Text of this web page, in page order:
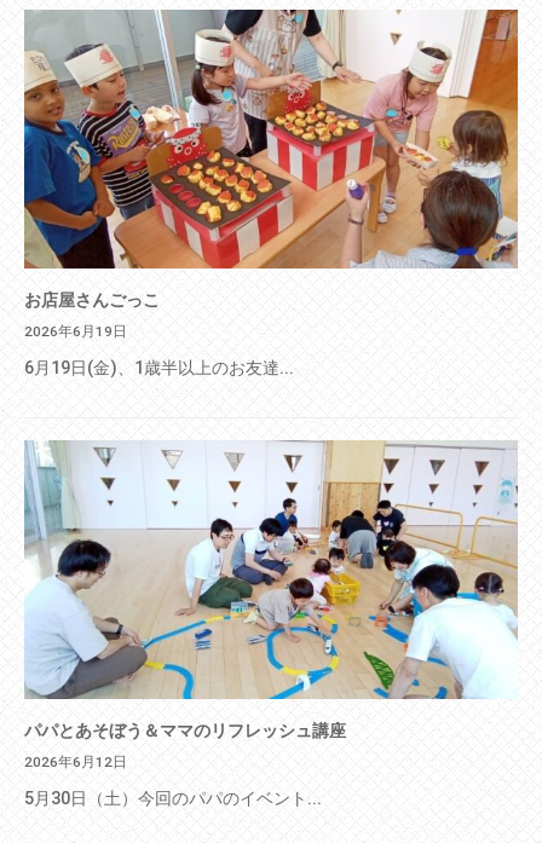
お店屋さんごっこ
2026年6月19日
6月19日(金)、1歳半以上のお友達...
パパとあそぼう＆ママのリフレッシュ講座
2026年6月12日
5月30日（土）今回のパパのイベント...